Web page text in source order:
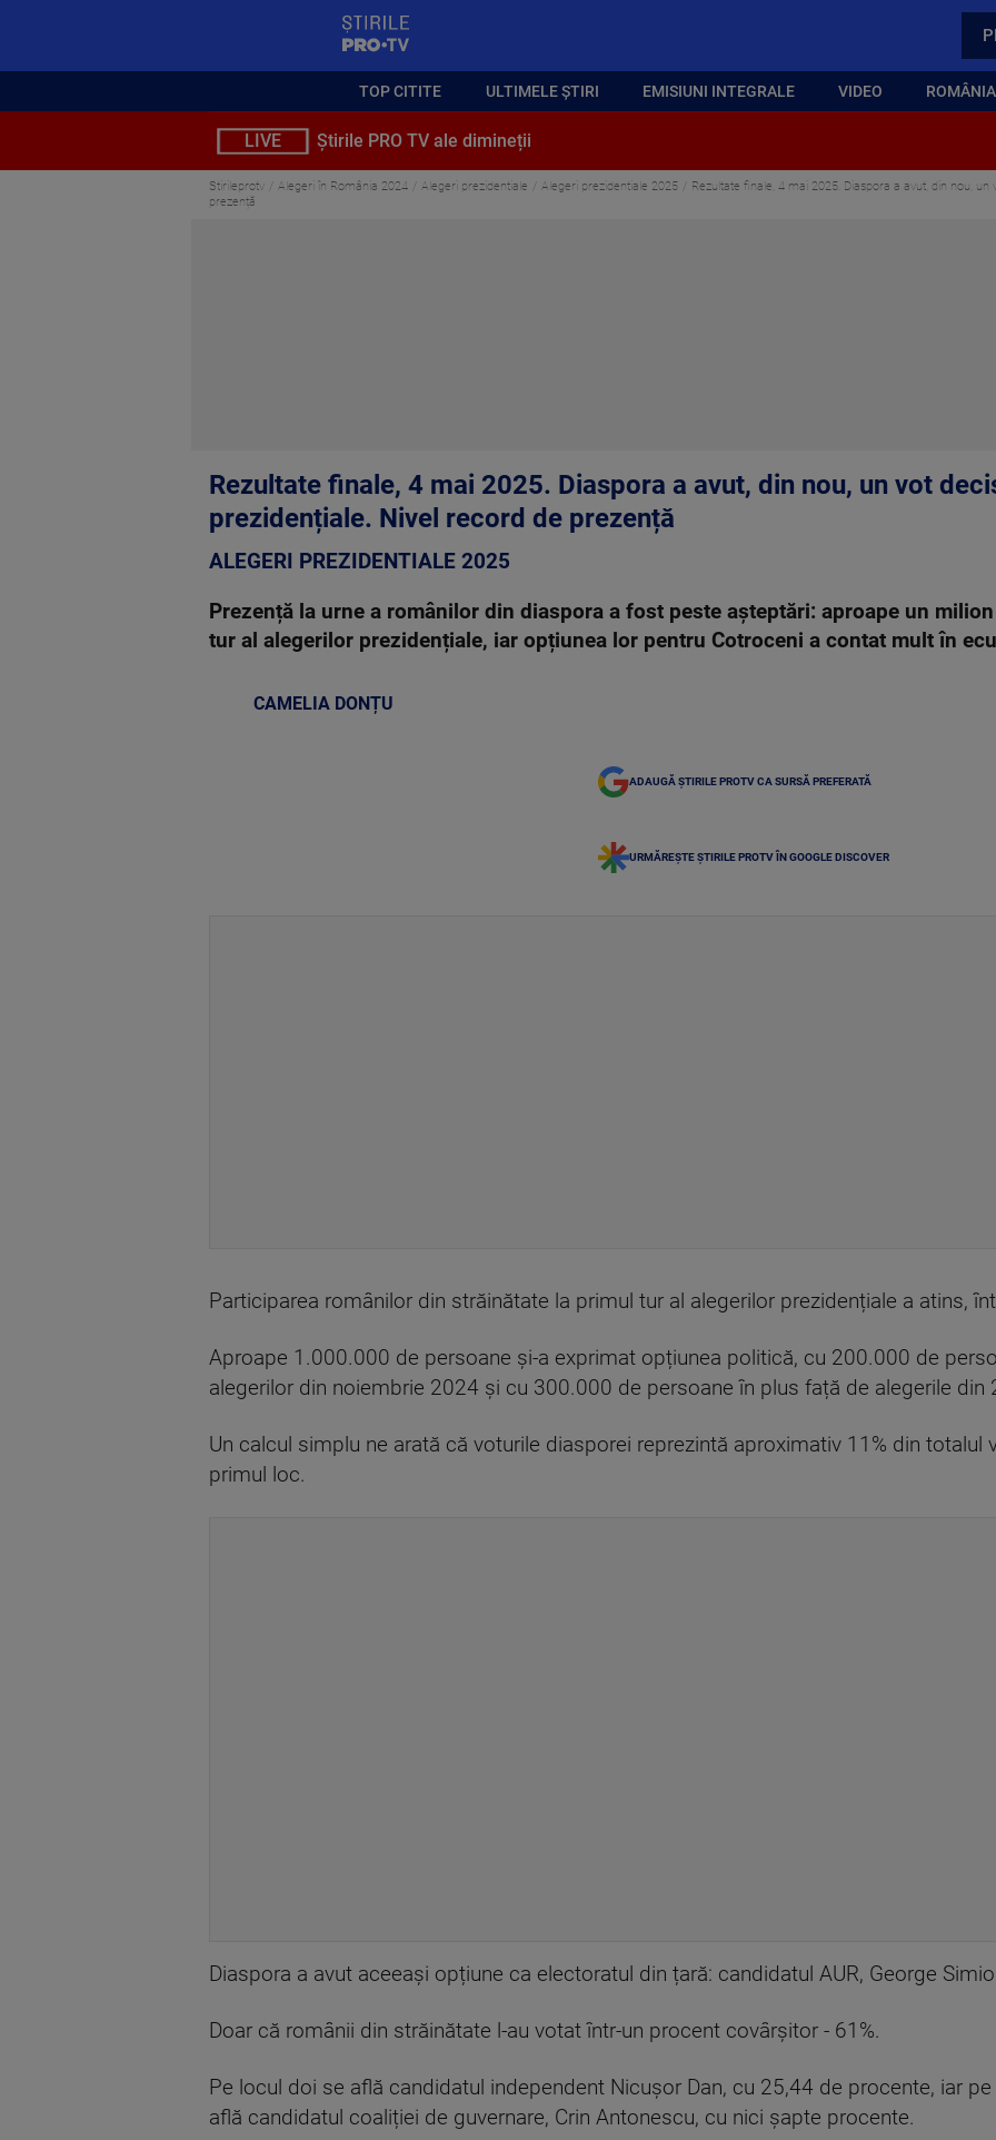
TOP CITITE ULTIMELE ȘTIRI EMISIUNI INTEGRALE VIDEO
LIVE Știrile PRO TV ale dimineții
Stirileprotv Alegeri în România 2024 Alegeri prezidentiale Alegeri prezidentiale 2025
Rezultate finale, 4 mai 2025. Diaspora a avut, din nou,
prezență
Rezultate finale, 4 mai 2025. Diaspora a avut, din nou, un vot
prezidențiale. Nivel record de prezență
ALEGERI PREZIDENTIALE 2025
Prezență la urne a românilor din diaspora a fost peste așteptări: aproape un
tur al alegerilor prezidențiale, iar opțiunea lor pentru Cotroceni a contat mult în
CAMELIA DONȚU
ADAUGĂ ȘTIRILE PROTV CA SURSĂ PREFERATĂ
URMĂREȘTE ȘTIRILE PROTV ÎN GOOGLE DISCOVER
Participarea românilor din străinătate la primul tur al alegerilor prezidențiale a atins,
Aproape 1.000.000 de persoane și-a exprimat opțiunea politică, cu 200.000 de
alegerilor din noiembrie 2024 și cu 300.000 de persoane în plus față de alegerile din
Un calcul simplu ne arată că voturile diasporei reprezintă aproximativ 11% din totalul
primul loc.
Diaspora a avut aceeași opțiune ca electoratul din țară: candidatul AUR, George
Doar că românii din străinătate l-au votat într-un procent covârșitor - 61%.
Pe locul doi se află candidatul independent Nicușor Dan, cu 25,44 de procente, iar
află candidatul coaliției de guvernare, Crin Antonescu, cu nici șapte procente.